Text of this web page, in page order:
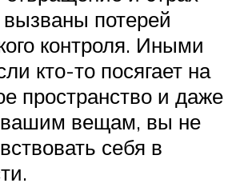
потерей
контроля. Иными
кто-то посягает на
пространство и даже
вашим вещам, вы не
себя в